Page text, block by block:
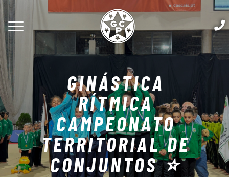
GINÁSTICA
RÍTMICA
CAMPEONATO
TERRITORIAL DE
CONJUNTOS ⭐